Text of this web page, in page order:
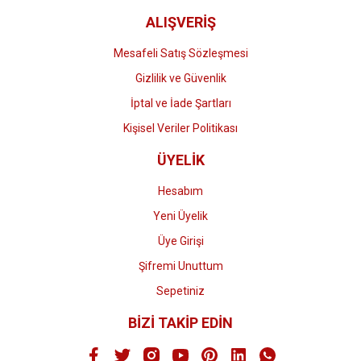
ALIŞVERİŞ
Mesafeli Satış Sözleşmesi
Gizlilik ve Güvenlik
İptal ve İade Şartları
Kişisel Veriler Politikası
ÜYELİK
Hesabım
Yeni Üyelik
Üye Girişi
Şifremi Unuttum
Sepetiniz
BİZİ TAKİP EDİN